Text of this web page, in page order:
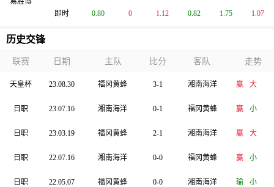
即时 0.80 0 1.12 0.82 1.75 1.07
历史交锋
联赛 日期 主队 比分 客队 走势
天皇杯 23.08.30 福冈黄蜂 3-1 湘南海洋 赢 大
日职 23.07.16 湘南海洋 0-1 福冈黄蜂 赢 小
日职 23.03.19 福冈黄蜂 2-1 湘南海洋 赢 大
日职 22.07.16 湘南海洋 0-0 福冈黄蜂 赢 小
日职 22.05.07 福冈黄蜂 0-0 湘南海洋 输 小